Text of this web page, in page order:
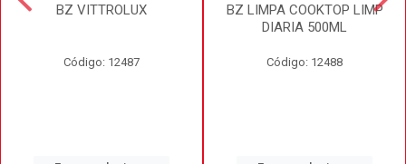
BZ VITTROLUX
Código: 12487
BZ LIMPA COOKTOP LIMP
DIARIA 500ML
Código: 12488